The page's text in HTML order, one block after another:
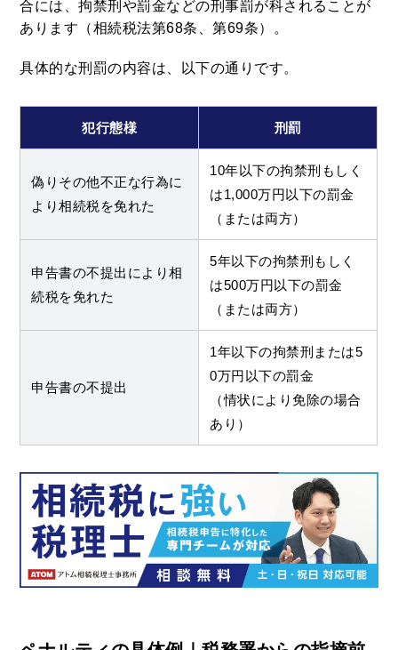
合には、拘禁刑や罰金などの刑事罰が科されることが
あります（相続税法第68条、第69条）。
具体的な刑罰の内容は、以下の通りです。
犯行態様 刑罰
偽りその他不正な行為に
より相続税を免れた
10年以下の拘禁刑もしく
は1,000万円以下の罰金
（または両方）
申告書の不提出により相
続税を免れた
5年以下の拘禁刑もしく
は500万円以下の罰金
（または両方）
申告書の不提出
1年以下の拘禁刑または5
0万円以下の罰金
（情状により免除の場合
あり）